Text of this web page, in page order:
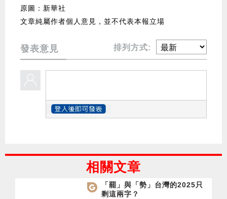
原圖：新華社
文章純屬作者個人意見，並不代表本報立場
發表意見 排列方式:
相關文章
「罷」與「勢」台灣的2025只
剩這兩字？